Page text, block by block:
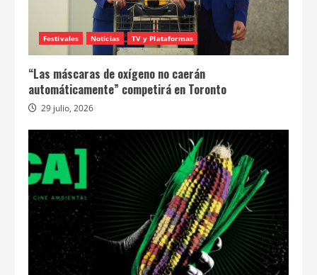
Festivales Noticias TV y Plataformas
“Las máscaras de oxígeno no caerán
automáticamente” competirá en Toronto
29 julio, 2026